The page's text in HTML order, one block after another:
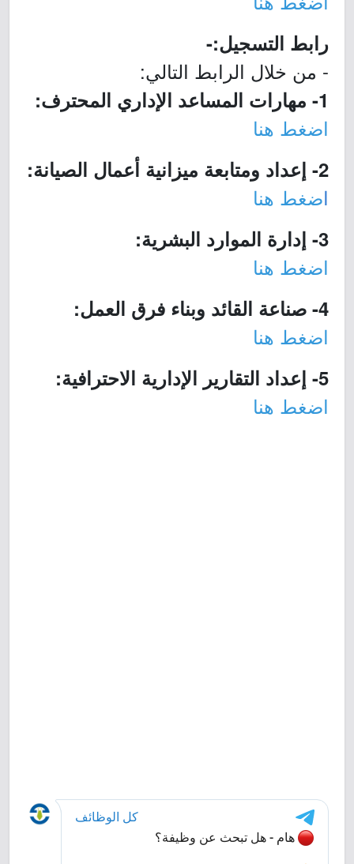
رابط التسجيل:-
- من خلال الرابط التالي:
1- مهارات المساعد الإداري المحترف:
اضغط هنا
2- إعداد ومتابعة ميزانية أعمال الصيانة:
اضغط هنا
3- إدارة الموارد البشرية:
اضغط هنا
4- صناعة القائد وبناء فرق العمل:
اضغط هنا
5- إعداد التقارير الإدارية الاحترافية:
اضغط هنا